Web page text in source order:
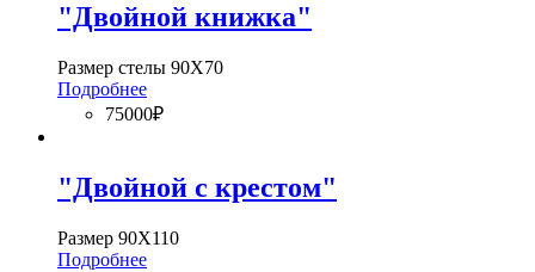
"Двойной книжка"
Размер стелы 90Х70
Подробнее
75000₽
"Двойной с крестом"
Размер 90Х110
Подробнее